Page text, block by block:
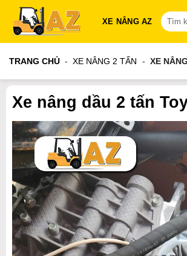
qua
nội
XE NÂNG AZ
Tìm
kiếm:
TRANG CHỦ - XE NÂNG 2 TẤN - XE
Xe nâng dầu 2 tấn